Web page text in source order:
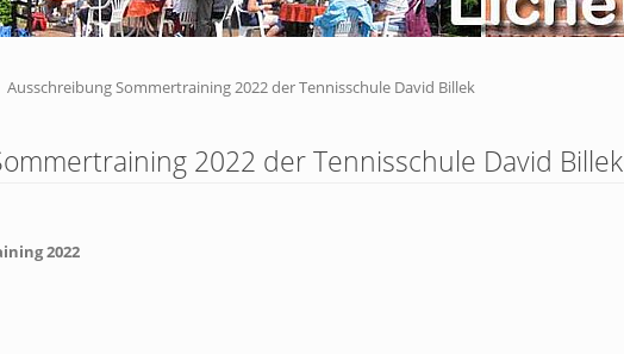
Ausschreibung Sommertraining 2022 der Tennisschule David Billek
2022 der Tennisschule David Billek
2022